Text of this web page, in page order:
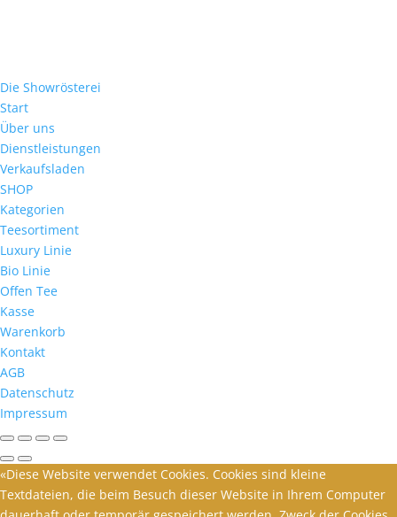
Die Showrösterei
Start
Über uns
Dienstleistungen
Verkaufsladen
SHOP
Kategorien
Teesortiment
Luxury Linie
Bio Linie
Offen Tee
Kasse
Warenkorb
Kontakt
AGB
Datenschutz
Impressum
«Diese Website verwendet Cookies. Cookies sind kleine
Textdateien, die beim Besuch dieser Website in Ihrem Computer